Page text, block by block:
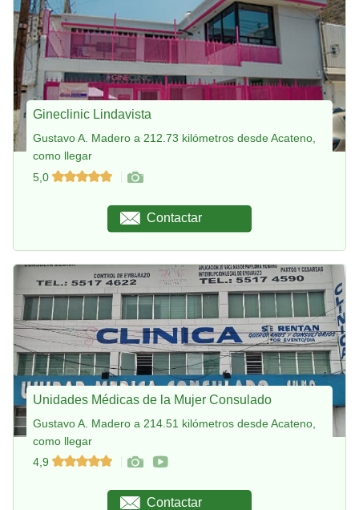
Gineclinic Lindavista
Gustavo A. Madero a 212.73 kilómetros desde Acateno,
como llegar
5,0
Contactar
Unidades Médicas de la Mujer Consulado
Gustavo A. Madero a 214.51 kilómetros desde Acateno,
como llegar
4,9
Contactar